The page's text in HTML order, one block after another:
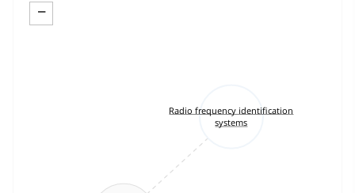
−
Radio frequency identification
systems